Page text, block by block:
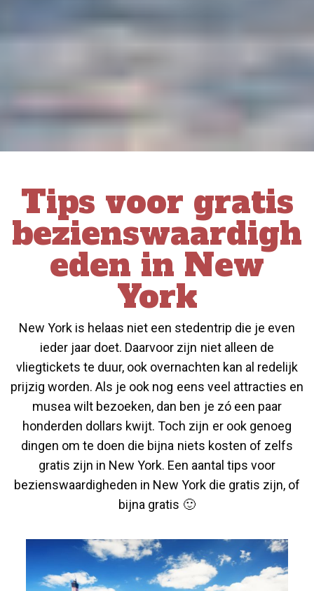
Tips voor gratis
bezienswaardigh
eden in New
York
New York is helaas niet een stedentrip die je even
ieder jaar doet. Daarvoor zijn niet alleen de
vliegtickets te duur, ook overnachten kan al redelijk
prijzig worden. Als je ook nog eens veel attracties en
musea wilt bezoeken, dan ben je zó een paar
honderden dollars kwijt. Toch zijn er ook genoeg
dingen om te doen die bijna niets kosten of zelfs
gratis zijn in New York. Een aantal tips voor
bezienswaardigheden in New York die gratis zijn, of
bijna gratis 🙂